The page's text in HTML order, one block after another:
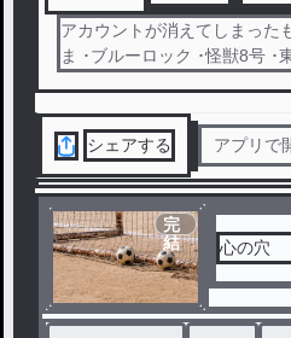
アカウントが消えてしまった
ま ･ブルーロック ･怪獣8号 ･
シェアする アプリで
完
結
心の穴